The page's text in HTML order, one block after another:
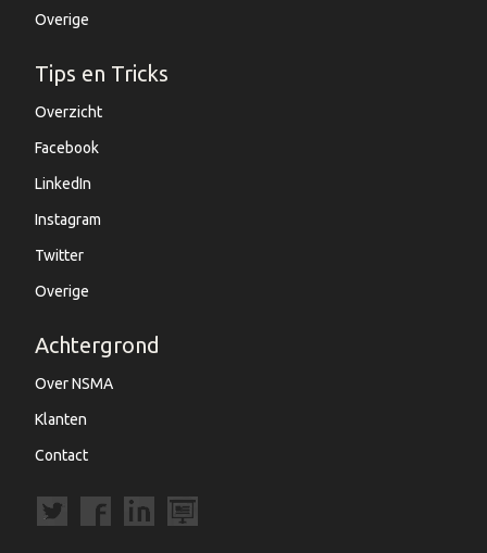
Overige
Tips en Tricks
Overzicht
Facebook
LinkedIn
Instagram
Twitter
Overige
Achtergrond
Over NSMA
Klanten
Contact